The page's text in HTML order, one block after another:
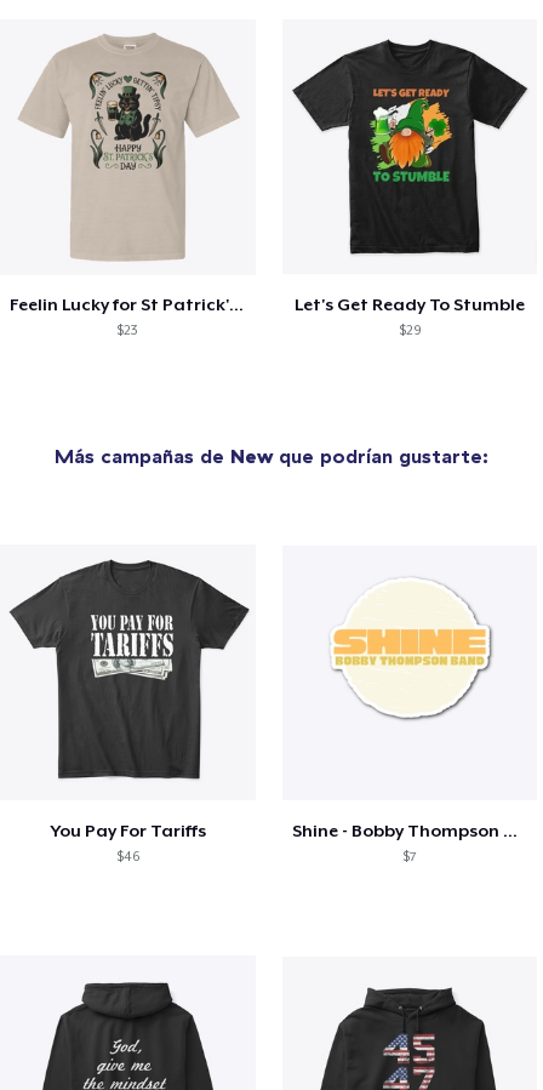
Feelin Lucky for St Patrick's Day
$23
Let's Get Ready To Stumble
$29
Más campañas de Newque podrían gustarte:
You Pay For Tariffs
$46
Shine - Bobby Thompson Band Merch
$7